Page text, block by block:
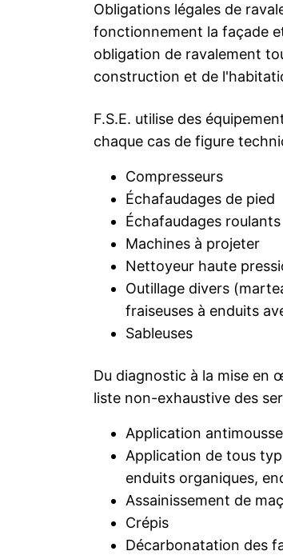
Obligations légales de
fonctionnement la façade
obligation de ravalement
construction et de
F.S.E. utilise des
chaque cas de figure
Compresseurs
Échafaudages de pied
Échafaudages roulants
Machines à projeter
Nettoyeur haute
Outillage divers
fraiseuses à enduits
Sableuses
Du diagnostic à la mise en
liste non-exhaustive des
Application
Application de tous
enduits organiques,
Assainissement de
Crépis
Décarbonatation des